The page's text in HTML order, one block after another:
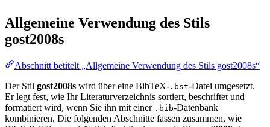
Allgemeine Verwendung des Stils
gost2008s
Abschnitt betitelt „Allgemeine Verwendung des Stils gost2008s“
Der Stil gost2008s wird über eine BibTeX- .bst-Datei umgesetzt.
Er legt fest, wie Ihr Literaturverzeichnis sortiert, beschriftet und
formatiert wird, wenn Sie ihn mit einer .bib-Datenbank
kombinieren. Die folgenden Abschnitte fassen zusammen, wie